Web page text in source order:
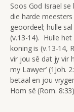
Soos God Israel
die harde
geoordeel; hulle
(v.13-14). Hulle
koning is (v.13-14,
vir jou sê dat jy vir
my Lawyer’ (1Joh.
betaal en jou
Hom sê (Rom.